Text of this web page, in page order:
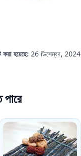
হয়েছে: 26 ডিসেম্বর, 2024